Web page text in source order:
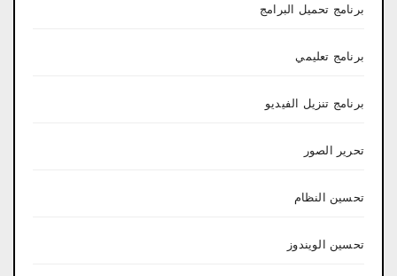
برنامج تحميل البرامج
برنامج تعليمي
برنامج تنزيل الفيديو
تحرير الصور
تحسين النظام
تحسين الويندوز